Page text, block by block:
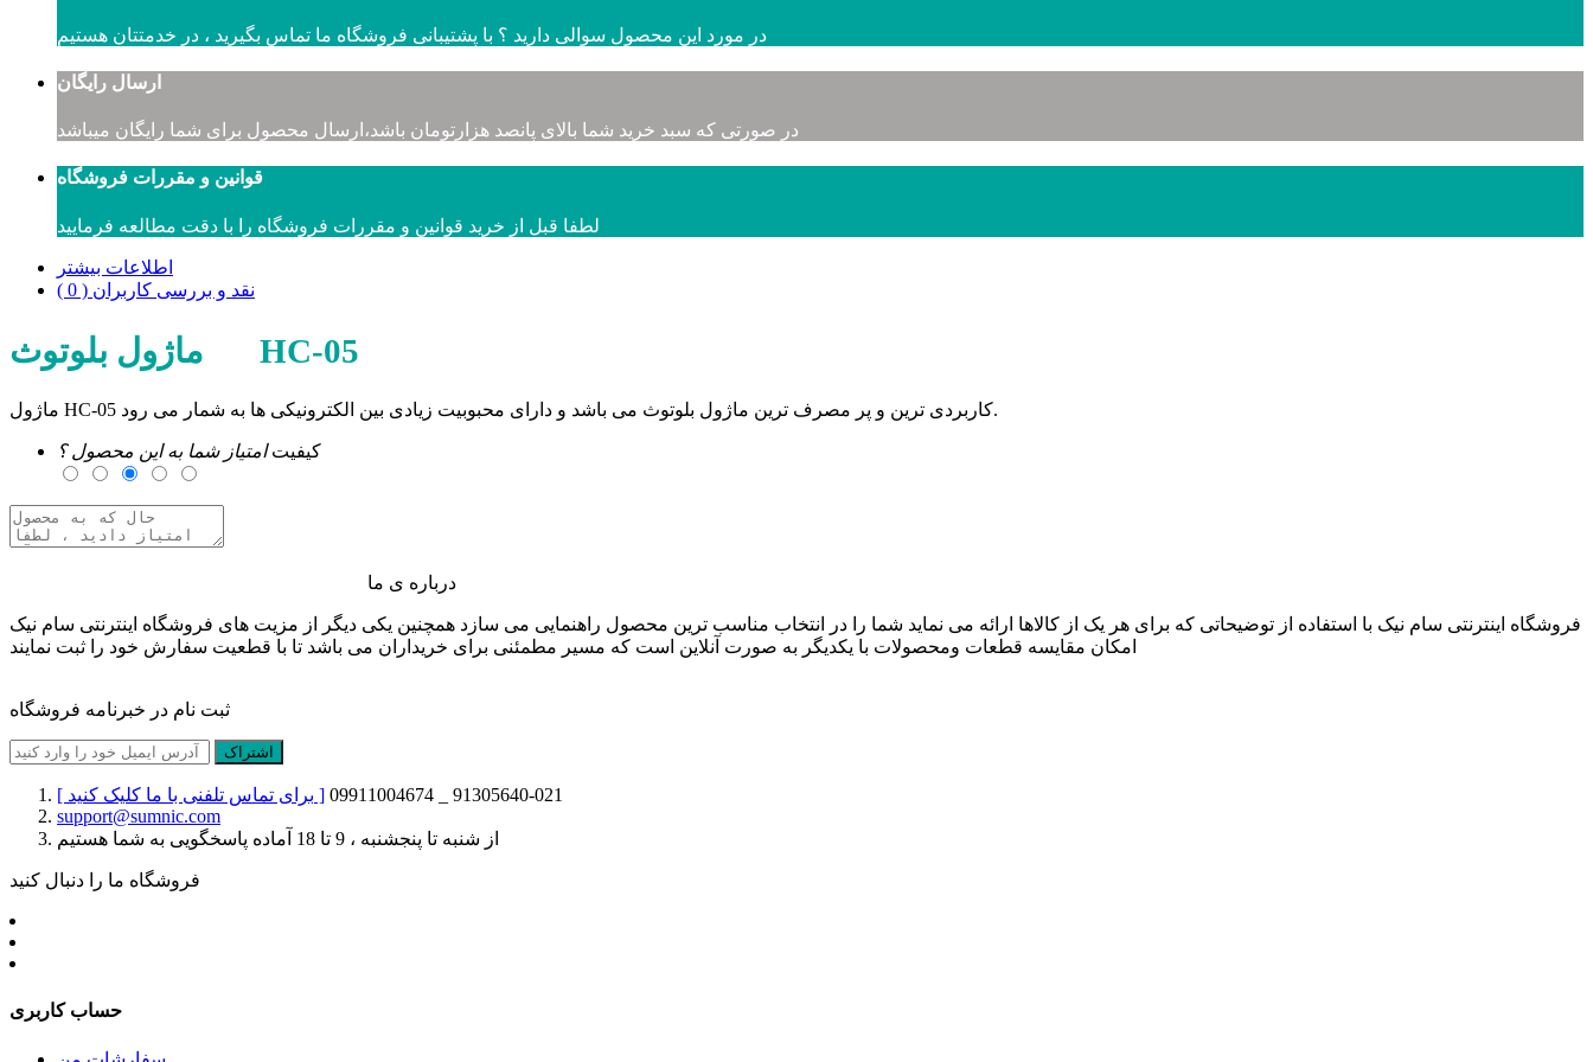
در مورد این محصول سوالی دارید ؟ با پشتیبانی فروشگاه ما تماس بگیرید ، در خدمتتان هستیم
ارسال رایگان
در صورتی که سبد خرید شما بالای پانصد هزارتومان باشد،ارسال محصول برای شما رایگان میباشد
قوانین و مقررات فروشگاه
لطفا قبل از خرید قوانین و مقررات فروشگاه را با دقت مطالعه فرمایید
اطلاعات بیشتر
نقد و بررسی کاربران ( 0 )
ماژول بلوتوث HC-05
ماژول HC-05 کاربردی ترین و پر مصرف ترین ماژول بلوتوث می باشد و دارای محبوبیت زیادی بین الکترونیکی ها به شمار می رود.
کیفیتامتیاز شما به این محصول ؟
درباره ی ما
فروشگاه اینترنتی سام نیک با استفاده از توضیحاتی که برای هر یک از کالاها ارائه می نماید شما را در انتخاب مناسب ترین محصول راهنمایی می سازد همچنین یکی دیگر از مزیت های فروشگاه اینترنتی سام نیک
امکان مقایسه قطعات ومحصولات با یکدیگر به صورت آنلاین است که مسیر مطمئنی برای خریداران می باشد تا با قطعیت سفارش خود را ثبت نمایند
ثبت نام در خبرنامه فروشگاه
اشتراک
[ برای تماس تلفنی با ما کلیک کنید ]
021-91305640 _ 09911004674
support@sumnic.com
از شنبه تا پنجشنبه ، 9 تا 18 آماده پاسخگویی به شما هستیم
فروشگاه ما را دنبال کنید
حساب کاربری